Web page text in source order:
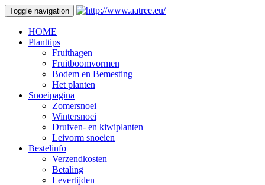
Toggle navigation
HOME
Planttips
Fruithagen
Fruitboomvormen
Bodem en Bemesting
Het planten
Snoeipagina
Zomersnoei
Wintersnoei
Druiven- en kiwiplanten
Leivorm snoeien
Bestelinfo
Verzendkosten
Betaling
Levertijden